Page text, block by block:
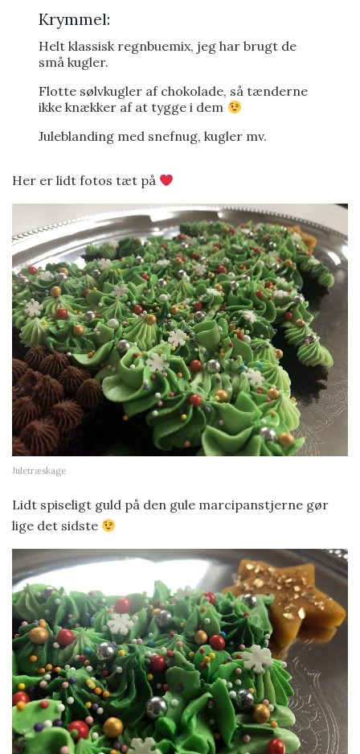
Krymmel:
Helt klassisk regnbuemix, jeg har brugt de
små kugler.
Flotte sølvkugler af chokolade, så tænderne
ikke knækker af at tygge i dem
Juleblanding med snefnug, kugler mv.
Her er lidt fotos tæt på
Juletræskage
Lidt spiseligt guld på den gule marcipanstjerne gør
lige det sidste